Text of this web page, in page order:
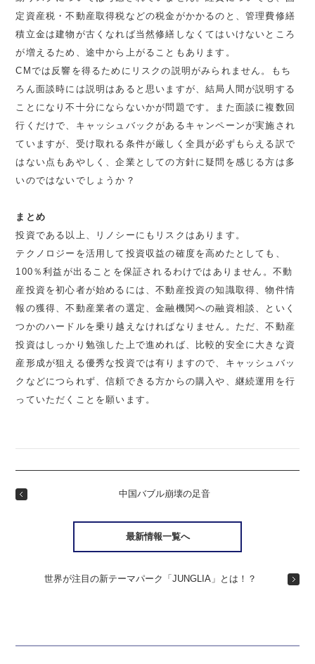
定資産税・不動産取得税などの税金がかかるのと、管理費修繕
積立金は建物が古くなれば当然修繕しなくてはいけないところ
が増えるため、途中から上がることもあります。
CMでは反響を得るためにリスクの説明がみられません。もち
ろん面談時には説明はあると思いますが、結局人間が説明する
ことになり不十分にならないかが問題です。また面談に複数回
行くだけで、キャッシュバックがあるキャンペーンが実施され
ていますが、受け取れる条件が厳しく全員が必ずもらえる訳で
はない点もあやしく、企業としての方針に疑問を感じる方は多
いのではないでしょうか？
まとめ
投資である以上、リノシーにもリスクはあります。
テクノロジーを活用して投資収益の確度を高めたとしても、
100％利益が出ることを保証されるわけではありません。不動
産投資を初心者が始めるには、不動産投資の知識取得、物件情
報の獲得、不動産業者の選定、金融機関への融資相談、といく
つかのハードルを乗り越えなければなりません。ただ、不動産
投資はしっかり勉強した上で進めれば、比較的安全に大きな資
産形成が狙える優秀な投資では有りますので、キャッシュバッ
クなどにつられず、信頼できる方からの購入や、継続運用を行
っていただくことを願います。
中国バブル崩壊の足音
最新情報一覧へ
世界が注目の新テーマパーク「JUNGLIA」とは！？